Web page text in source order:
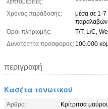
λεπτομέρειες:
Χρόνος παράδοσης:
μέσα σε 1-7
παραλαβών
Όροι πληρωμής:
T/T, L/C,
Δυνατότητα προσφοράς: 100.000
περιγραφή
Κασέτα τονωτικού
Άρθρο:
Κρίτριτσα